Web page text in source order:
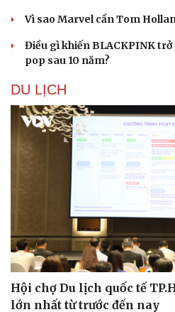
Vì sao Marvel cần Tom
Điều gì khiến BLACKPINK
pop sau 10 năm?
DU LỊCH
Hội chợ Du lịch quốc tế
lớn nhất từ trước đến nay